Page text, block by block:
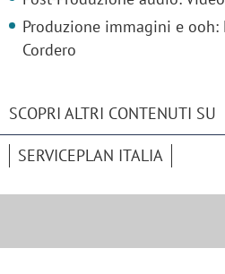
Produzione immagini e ooh:
Cordero
SCOPRI ALTRI CONTENUTI SU
SERVICEPLAN ITALIA